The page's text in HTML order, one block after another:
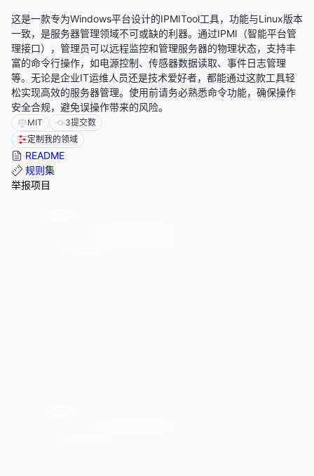
这是一款专为Windows平台设计的IPMITool工具，功能与Linux版本
一致，是服务器管理领域不可或缺的利器。通过IPMI（智能平台管
理接口），管理员可以远程监控和管理服务器的物理状态，支持丰
富的命令行操作，如电源控制、传感器数据读取、事件日志管理
等。无论是企业IT运维人员还是技术爱好者，都能通过这款工具轻
松实现高效的服务器管理。使用前请务必熟悉命令功能，确保操作
安全合规，避免误操作带来的风险。
MIT 3提交数
定制我的领域
README
规则集
举报项目